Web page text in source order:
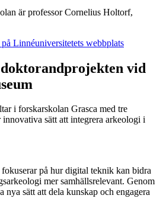
är professor Cornelius Holtorf,
Linnéuniversitetets webbplats
vid
i forskarskolan Grasca med tre
sätt att integrera arkeologi i
på hur digital teknik kan bidra
mer samhällsrelevant. Genom
nya sätt att dela kunskap och engagera